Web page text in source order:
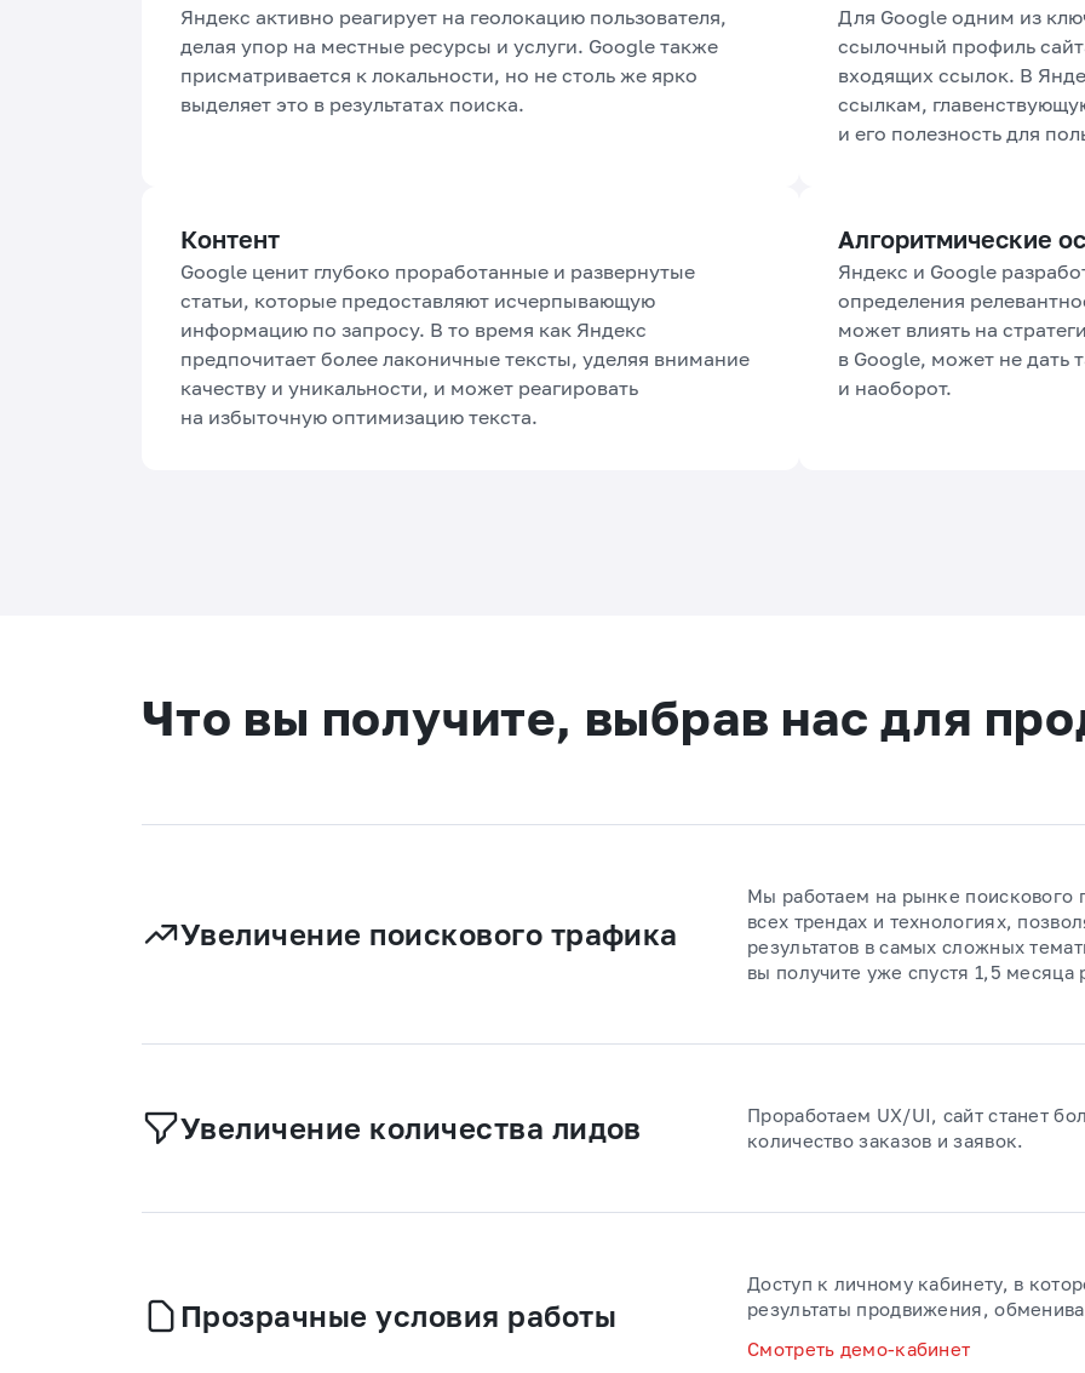
Яндекс активно реагирует на геолокацию пользователя,
делая упор на местные ресурсы и услуги. Google также
присматривается к локальности, но не столь же ярко
выделяет это в результатах поиска.
Для Google одним из
ссылочный профиль
входящих ссылок. В
ссылкам,
и его полезность для
Контент
Google ценит глубоко проработанные и развернутые
статьи, которые предоставляют исчерпывающую
информацию по запросу. В то время как Яндекс
предпочитает более лаконичные тексты, уделяя внимание
качеству и уникальности, и может реагировать
на избыточную оптимизацию текста.
Алгоритмические
Яндекс и Google
определения
может влиять на
в Google, может не дать
и наоборот.
Что вы получите, выбрав нас для
Увеличение поискового трафика
Мы работаем на рынке поискового
всех трендах и технологиях,
результатов в самых сложных
вы получите уже спустя 1,5 месяца
Увеличение количества лидов
Проработаем UX/UI, сайт станет
количество заказов и заявок.
Прозрачные условия работы
Доступ к личному кабинету, в
результаты продвижения,
Смотреть демо-кабинет